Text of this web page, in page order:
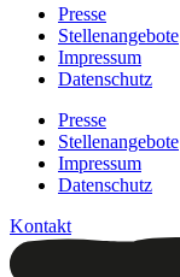
Presse
Stellenangebote
Impressum
Datenschutz
Presse
Stellenangebote
Impressum
Datenschutz
Kontakt